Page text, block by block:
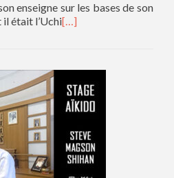
enseigne sur les bases de son
était l’Uchi[…]